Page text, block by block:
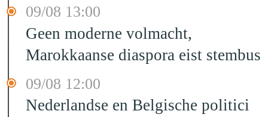
09/08 13:00
Geen moderne volmacht,
Marokkaanse diaspora eist stembus
09/08 12:00
Nederlandse en Belgische politici